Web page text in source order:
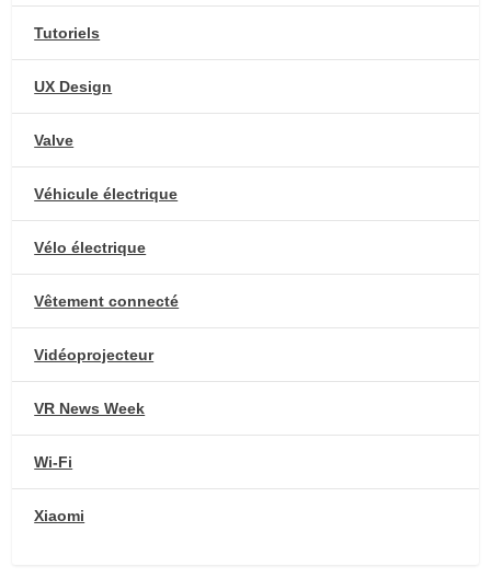
Tutoriels
UX Design
Valve
Véhicule électrique
Vélo électrique
Vêtement connecté
Vidéoprojecteur
VR News Week
Wi-Fi
Xiaomi